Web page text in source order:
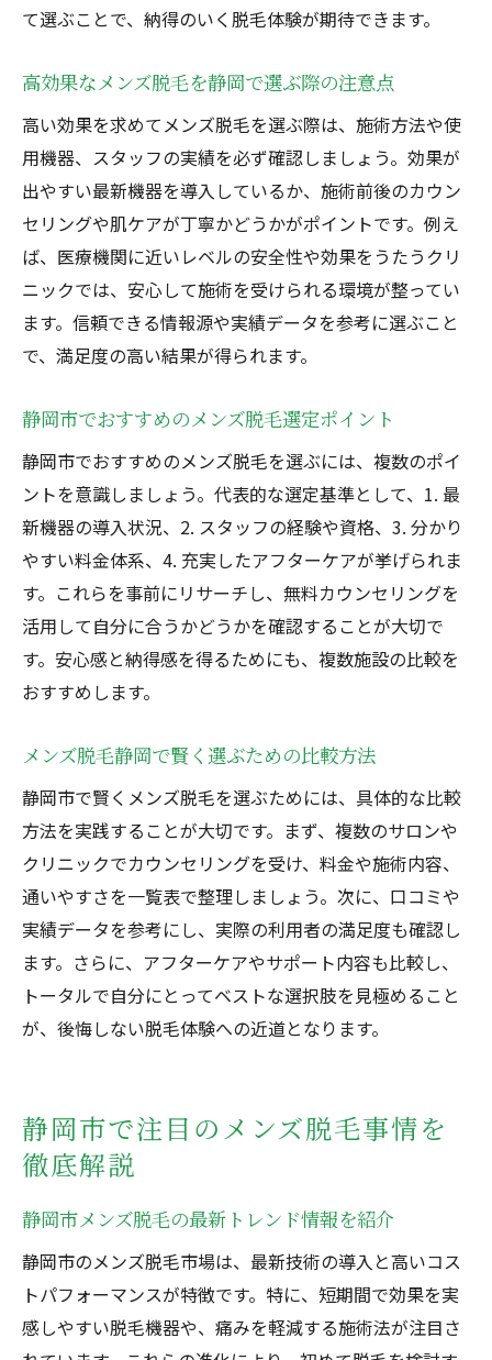
て選ぶことで、納得のいく脱毛体験が期待できます。
高効果なメンズ脱毛を静岡で選ぶ際の注意点
高い効果を求めてメンズ脱毛を選ぶ際は、施術方法や使
用機器、スタッフの実績を必ず確認しましょう。効果が
出やすい最新機器を導入しているか、施術前後のカウン
セリングや肌ケアが丁寧かどうかがポイントです。例え
ば、医療機関に近いレベルの安全性や効果をうたうクリ
ニックでは、安心して施術を受けられる環境が整ってい
ます。信頼できる情報源や実績データを参考に選ぶこと
で、満足度の高い結果が得られます。
静岡市でおすすめのメンズ脱毛選定ポイント
静岡市でおすすめのメンズ脱毛を選ぶには、複数のポイ
ントを意識しましょう。代表的な選定基準として、1. 最
新機器の導入状況、2. スタッフの経験や資格、3. 分かり
やすい料金体系、4. 充実したアフターケアが挙げられま
す。これらを事前にリサーチし、無料カウンセリングを
活用して自分に合うかどうかを確認することが大切で
す。安心感と納得感を得るためにも、複数施設の比較を
おすすめします。
メンズ脱毛静岡で賢く選ぶための比較方法
静岡市で賢くメンズ脱毛を選ぶためには、具体的な比較
方法を実践することが大切です。まず、複数のサロンや
クリニックでカウンセリングを受け、料金や施術内容、
通いやすさを一覧表で整理しましょう。次に、口コミや
実績データを参考にし、実際の利用者の満足度も確認し
ます。さらに、アフターケアやサポート内容も比較し、
トータルで自分にとってベストな選択肢を見極めること
が、後悔しない脱毛体験への近道となります。
静岡市で注目のメンズ脱毛事情を
徹底解説
静岡市メンズ脱毛の最新トレンド情報を紹介
静岡市のメンズ脱毛市場は、最新技術の導入と高いコス
トパフォーマンスが特徴です。特に、短期間で効果を実
感しやすい脱毛機器や、痛みを軽減する施術法が注目さ